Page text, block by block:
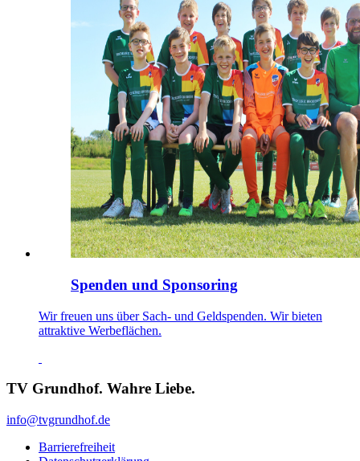
Spenden und Sponsoring
Wir freuen uns über Sach- und Geldspenden. Wir bieten
attraktive Werbeflächen.
TV Grundhof. Wahre Liebe.
info@tvgrundhof.de
Barrierefreiheit